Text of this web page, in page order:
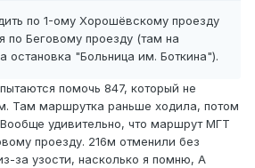
по 1-ому Хорошёвскому проезду
по Беговому проезду (там на
остановка "Больница им. Боткина").
помочь 847, который не
Там маршрутка раньше ходила, потом
удивительно, что маршрут МГТ
проезду. 216м отменили без
за узости, насколько я помню, А